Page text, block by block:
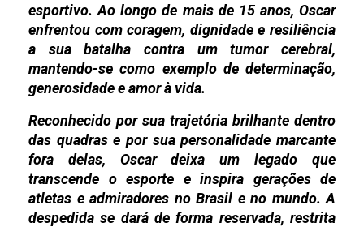
esportivo. Ao longo de mais de 15 anos, Oscar
enfrentou com coragem, dignidade e resiliência
a sua batalha contra um tumor cerebral,
mantendo-se como exemplo de determinação,
generosidade e amor à vida.
Reconhecido por sua trajetória brilhante dentro
das quadras e por sua personalidade marcante
fora delas, Oscar deixa um legado que
transcende o esporte e inspira gerações de
atletas e admiradores no Brasil e no mundo. A
despedida se dará de forma reservada, restrita